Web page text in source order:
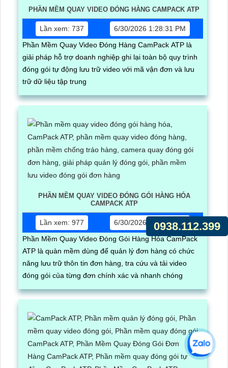
PHẦN MỀM QUAY VIDEO ĐÓNG HÀNG CAMPACK ATP
Lần xem: 737
6/30/2026 1:28:31 PM
Phần Mềm Quay Video Đóng Hàng CamPack ATP là
giải pháp hỗ trợ doanh nghiệp ghi lại toàn bộ quy trình
đóng gói tự động lưu trữ video với mã vận đơn và lưu
trữ dữ liệu tập trung
PHẦN MỀM QUAY VIDEO ĐÓNG GÓI HÀNG HÓA
CAMPACK ATP
Lần xem: 977
6/30/2026 5:17:03 PM
Phần Mềm Quay Video Đóng Gói Hàng Hóa CamPack
ATP là quàn mềm dùng để quản lý đơn hàng có chức
năng lưu trữ thôn tin đơn hàng, tra cứu và tải video
đóng gói của từng đơn chính xác và nhanh chóng
0938.112.399